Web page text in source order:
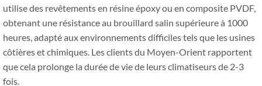
utilise des revêtements en résine époxy ou en composite PVDF,
obtenant une résistance au brouillard salin supérieure à 1000
heures, adapté aux environnements difficiles tels que les usines
côtières et chimiques. Les clients du Moyen-Orient rapportent
que cela prolonge la durée de vie de leurs climatiseurs de 2-3
fois.